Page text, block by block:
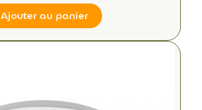
Ajouter au panier